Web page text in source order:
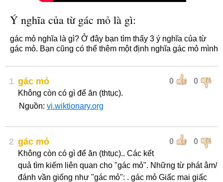
Ý nghĩa của từ gác mỏ là gì:
gác mỏ nghĩa là gì? Ở đây bạn tìm thấy 3 ý nghĩa của từ
gác mỏ. Bạn cũng có thể thêm một định nghĩa gác mỏ mình
1 0 0
gác mỏ
Không còn có gì để ăn (thtục).
Nguồn: vi.wiktionary.org
2 0 0
gác mỏ
Không còn có gì để ăn (thtục).. Các kết
quả tìm kiếm liên quan cho "gác mỏ". Những từ phát âm/
đánh vần giống như "gác mỏ": . gác mỏ Giấc mai giấc